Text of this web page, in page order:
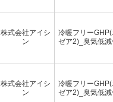
株式会社アイシ
ン
冷暖フリー
ゼア2)_臭気低減
株式会社アイシ
ン
冷暖フリー
ゼア2)_臭気低減